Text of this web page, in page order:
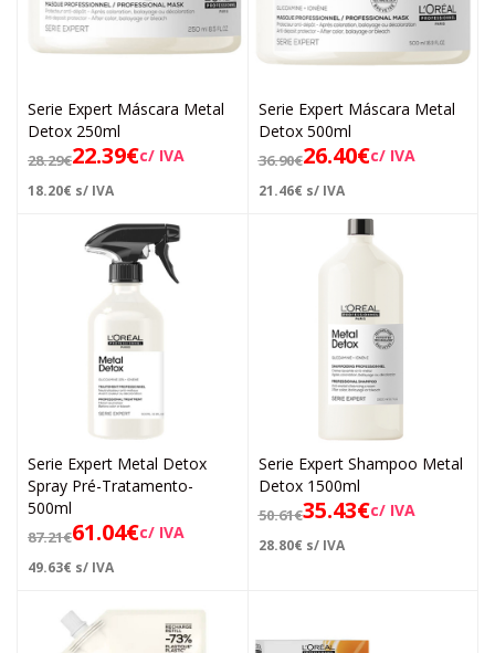
Serie Expert Máscara Metal
Detox 250ml
28.29€22.39€c/ IVA
18.20€ s/ IVA
Serie Expert Máscara Metal
Detox 500ml
36.90€26.40€c/ IVA
21.46€ s/ IVA
Serie Expert Metal Detox
Spray Pré-Tratamento-
500ml
87.21€61.04€c/ IVA
49.63€ s/ IVA
Serie Expert Shampoo Metal
Detox 1500ml
50.61€35.43€c/ IVA
28.80€ s/ IVA